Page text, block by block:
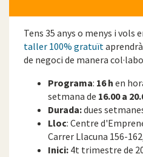
Tens 35 anys o menys i vols
taller 100% gratuït
de negoci de manera
Programa: 16 h en
setmana de 16.00 a
Durada:dues
Lloc: Centre
Carrer Llacuna 156-
Inici: 4t trimestre de